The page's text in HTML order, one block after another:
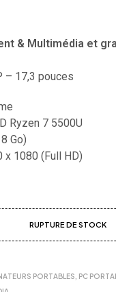
& Multimédia et
– 17,3 pouces
Ryzen 7 5500U
Go)
x 1080 (Full HD)
RUPTURE DE STOCK
PORTABLES PC